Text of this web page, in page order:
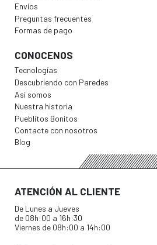
Envíos
Preguntas frecuentes
Formas de pago
CONOCENOS
Tecnologías
Descubriendo con Paredes
Así somos
Nuestra historia
Pueblitos Bonitos
Contacte con nosotros
Blog
ATENCIÓN AL CLIENTE
De Lunes a Jueves
de 08h:00 a 16h:30
Viernes de 08h:00 a 14h:00